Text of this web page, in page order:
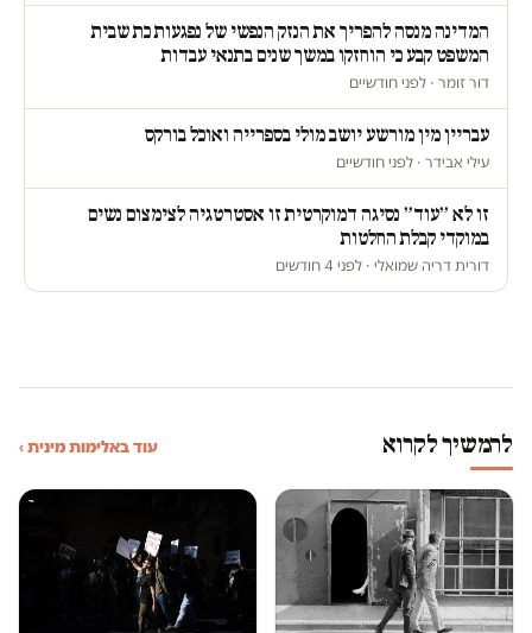
המדינה מנסה להפריך את הנזק הנפשי של נפגעות כת שבית
המשפט קבע כי הוחזקו במשך שנים בתנאי עבדות
דור זומר · לפני חודשיים
עבריין מין מורשע יושב מולי בספרייה ואוכל בורקס
עילי אבידר · לפני חודשיים
זו לא ״עוד״ נסיגה דמוקרטית זו אסטרטגיה לצימצום נשים
במוקדי קבלת החלטות
דורית דריה שמואלי · לפני 4 חודשים
להמשיך לקרוא עוד באלימות מינית ›